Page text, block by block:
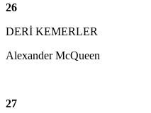
26
DERİ KEMERLER
Alexander McQueen
27